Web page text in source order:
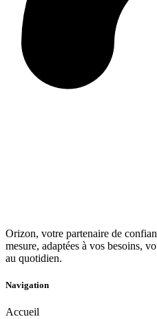
Orizon, votre partenaire de
mesure, adaptées à vos besoins,
au quotidien.
Navigation
Accueil